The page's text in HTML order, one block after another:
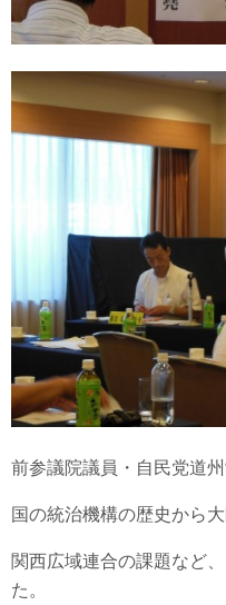
前参議院議員・自民党道
国の統治機構の歴史から
関西広域連合の課題など
た。